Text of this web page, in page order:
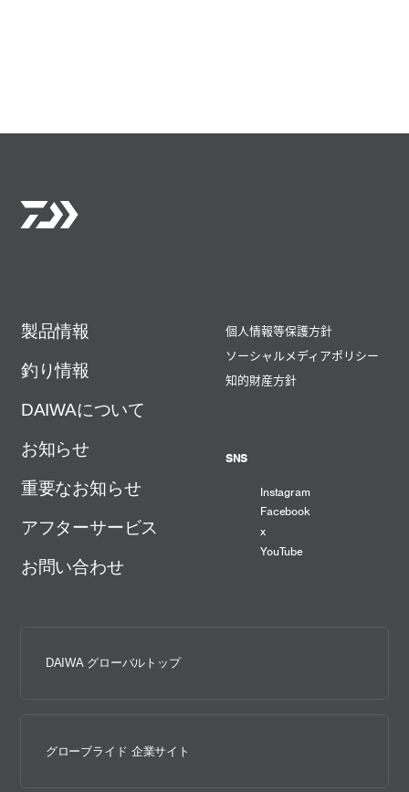
製品情報
釣り情報
DAIWAについて
お知らせ
重要なお知らせ
アフターサービス
お問い合わせ
個人情報等保護方針
ソーシャルメディアポリシー
知的財産方針
SNS
Instagram
Facebook
x
YouTube
DAIWA グローバルトップ
グローブライド 企業サイト